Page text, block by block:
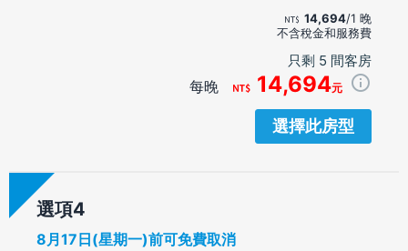
14,694/1 晚
不含稅金和服務費
只剩 5 間客房
每晚 14,694元
選擇此房型
選項
8月17日(星期一)前可免費取消